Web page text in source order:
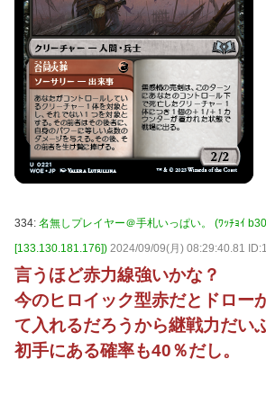
334: 名無しプレイヤー＠手札いっぱい。 (ﾜｯﾁｮｲ
[133.130.181.176]) 2024/09/09(月) 08:29:40.81
言うほど赤力線強いかな？
今のヒロイック型赤だとドロー
て入れるだろうから継戦力だい
初手にある確率も40％だし。